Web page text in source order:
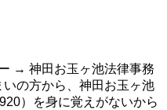
→ 神田お玉ヶ池法律事務
の方から、神田お玉ヶ池
）を身に覚えがないから